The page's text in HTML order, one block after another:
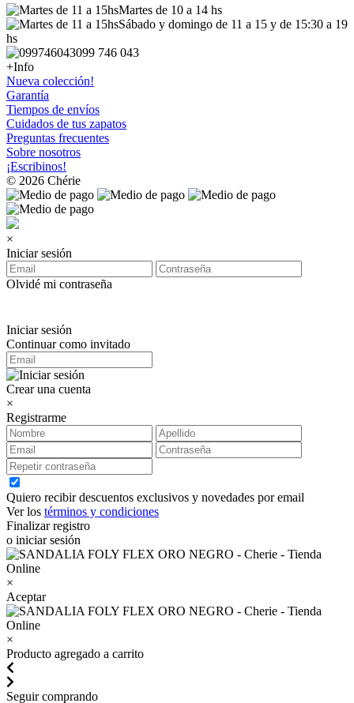
Martes de 10 a 14 hs
Sábado y domingo de 11 a 15 y de 15:30 a 19
hs
099 746 043
+Info
Nueva colección!
Garantía
Tiempos de envíos
Cuidados de tus zapatos
Preguntas frecuentes
Sobre nosotros
¡Escribinos!
© 2026 Chérie
×
Iniciar sesión
Olvidé mi contraseña
Iniciar sesión
Continuar como invitado
Crear una cuenta
×
Registrarme
Quiero recibir descuentos exclusivos y novedades por email
Ver los términos y condiciones
Finalizar registro
o iniciar sesión
×
Aceptar
×
Producto agregado a carrito
Seguir comprando